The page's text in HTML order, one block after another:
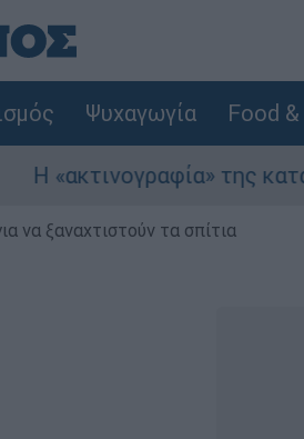
Ψυχαγωγία Food
της
να ξαναχτιστούν τα σπίτια